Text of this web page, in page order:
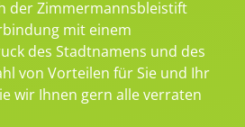
der Zimmermannsbleistift
mit einem
des Stadtnamens und des
von Vorteilen für Sie und Ihr
wir Ihnen gern alle verraten